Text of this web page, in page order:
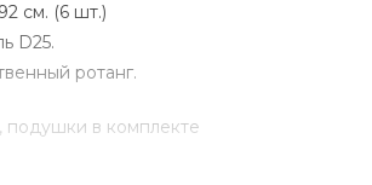
см. (6 шт.)
D25.
ротанг.
подушки в комплекте